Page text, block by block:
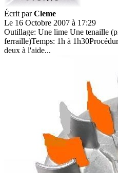
Écrit parCleme
Le 16 Octobre 2007 à 17:29
Outillage: Une lime Une tenaille
ferraille)Temps: 1h à
deux à l'aide...